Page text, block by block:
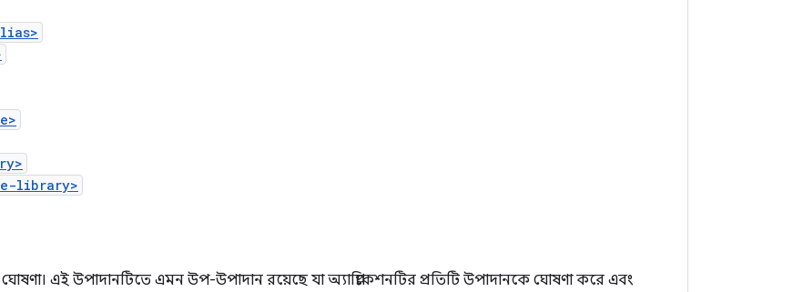
library>
ঘোষণা। এই উপাদানটিতে এমন উপ-উপাদান রয়েছে যা অ্যাপ্লিকেশনটির প্রতিটি উপাদানকে ঘোষণা করে এবং